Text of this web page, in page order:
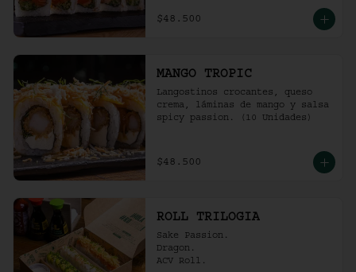
$48.500
MANGO TROPIC
Langostinos crocantes, queso
crema, láminas de mango y salsa
spicy passion. (10 Unidades)
$48.500
ROLL TRILOGIA
Sake Passion.
Dragon.
ACV Roll.